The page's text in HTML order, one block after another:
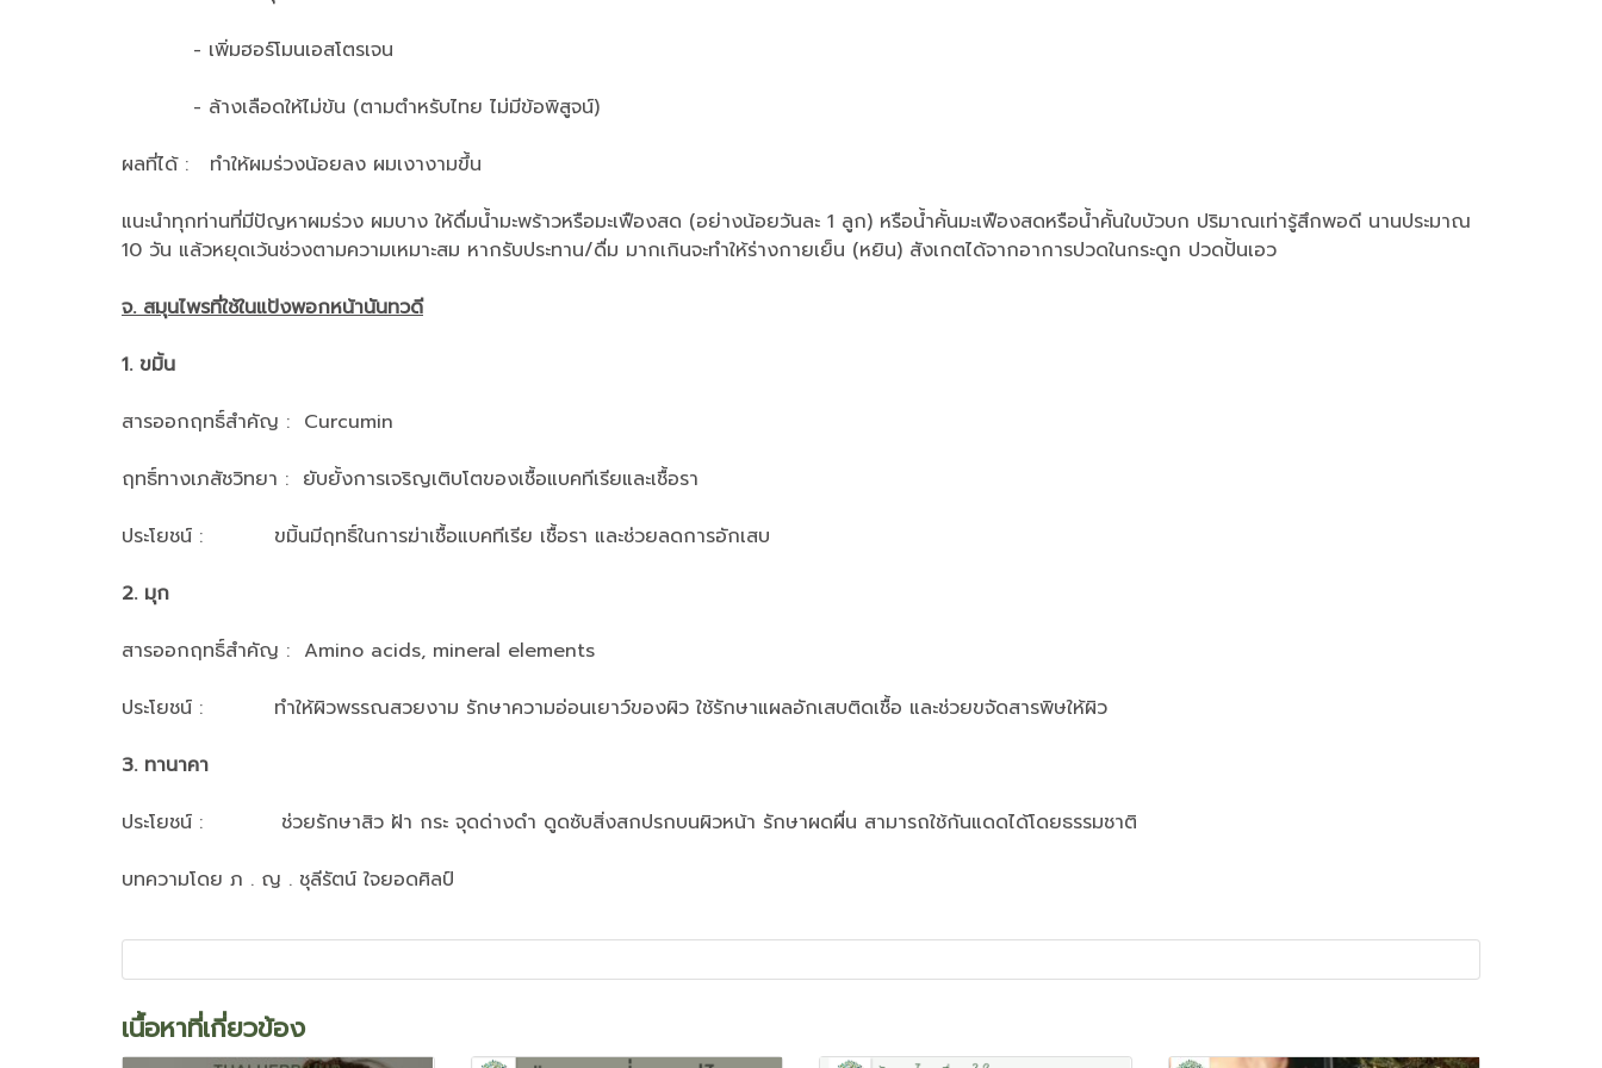
- เพิ่มฮอร์โมนเอสโตรเจน
- ล้างเลือดให้ไม่ข้น (ตามตำหรับไทย ไม่มีข้อพิสูจน์)
ผลที่ได้ : ทำให้ผมร่วงน้อยลง ผมเงางามขึ้น
แนะนำทุกท่านที่มีปัญหาผมร่วง ผมบาง ให้ดื่มน้ำมะพร้าวหรือมะเฟืองสด (อย่างน้อยวันละ 1 ลูก) หรือน้ำคั้นมะเฟืองสดหรือน้ำคั้นใบบัวบก ปริมาณเท่ารู้สึกพอดี นานประมาณ
10 วัน แล้วหยุดเว้นช่วงตามความเหมาะสม หากรับประทาน/ดื่ม มากเกินจะทำให้ร่างกายเย็น (หยิน) สังเกตได้จากอาการปวดในกระดูก ปวดปั้นเอว
จ. สมุนไพรที่ใช้ในแป้งพอกหน้านันทวดี
1. ขมิ้น
สารออกฤทธิ์สำคัญ : Curcumin
ฤทธิ์ทางเภสัชวิทยา : ยับยั้งการเจริญเติบโตของเชื้อแบคทีเรียและเชื้อรา
ประโยชน์ : ขมิ้นมีฤทธิ์ในการฆ่าเชื้อแบคทีเรีย เชื้อรา และช่วยลดการอักเสบ
2. มุก
สารออกฤทธิ์สำคัญ : Amino acids, mineral elements
ประโยชน์ : ทำให้ผิวพรรณสวยงาม รักษาความอ่อนเยาว์ของผิว ใช้รักษาแผลอักเสบติดเชื้อ และช่วยขจัดสารพิษให้ผิว
3. ทานาคา
ประโยชน์ : ช่วยรักษาสิว ฝ้า กระ จุดด่างดำ ดูดซับสิ่งสกปรกบนผิวหน้า รักษาผดผื่น สามารถใช้กันแดดได้โดยธรรมชาติ
บทความโดย ภ . ญ . ชุลีรัตน์ ใจยอดศิลป์
เนื้อหาที่เกี่ยวข้อง